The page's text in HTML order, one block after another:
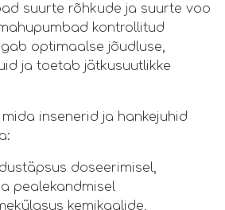
suurte rõhkude ja suurte voo
kontrollitud
optimaalse jõudluse,
ja toetab jätkusuutlikke
insenerid ja hankejuhid
doseerimisel,
pealekandmisel
kemikaalide,